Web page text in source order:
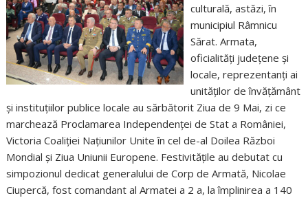
culturală, astăzi, în
municipiul Râmnicu
Sărat. Armata,
oficialități județene și
locale, reprezentanți ai
unităților de învățământ
și instituțiilor publice locale au sărbătorit Ziua de 9 Mai, zi ce
marchează Proclamarea Independenței de Stat a României,
Victoria Coaliției Națiunilor Unite în cel de-al Doilea Război
Mondial și Ziua Uniunii Europene. Festivitățile au debutat cu
simpozionul dedicat generalului de Corp de Armată, Nicolae
Ciupercă, fost comandant al Armatei a 2 a, la împlinirea a 140